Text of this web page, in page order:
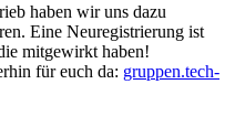
haben wir uns dazu
Eine Neuregistrierung ist
mitgewirkt haben!
für euch da: gruppen.tech-